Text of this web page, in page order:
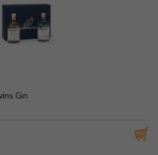
Gin